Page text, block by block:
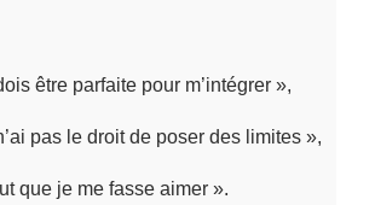
être parfaite pour m’intégrer »,
pas le droit de poser des limites »,
que je me fasse aimer ».